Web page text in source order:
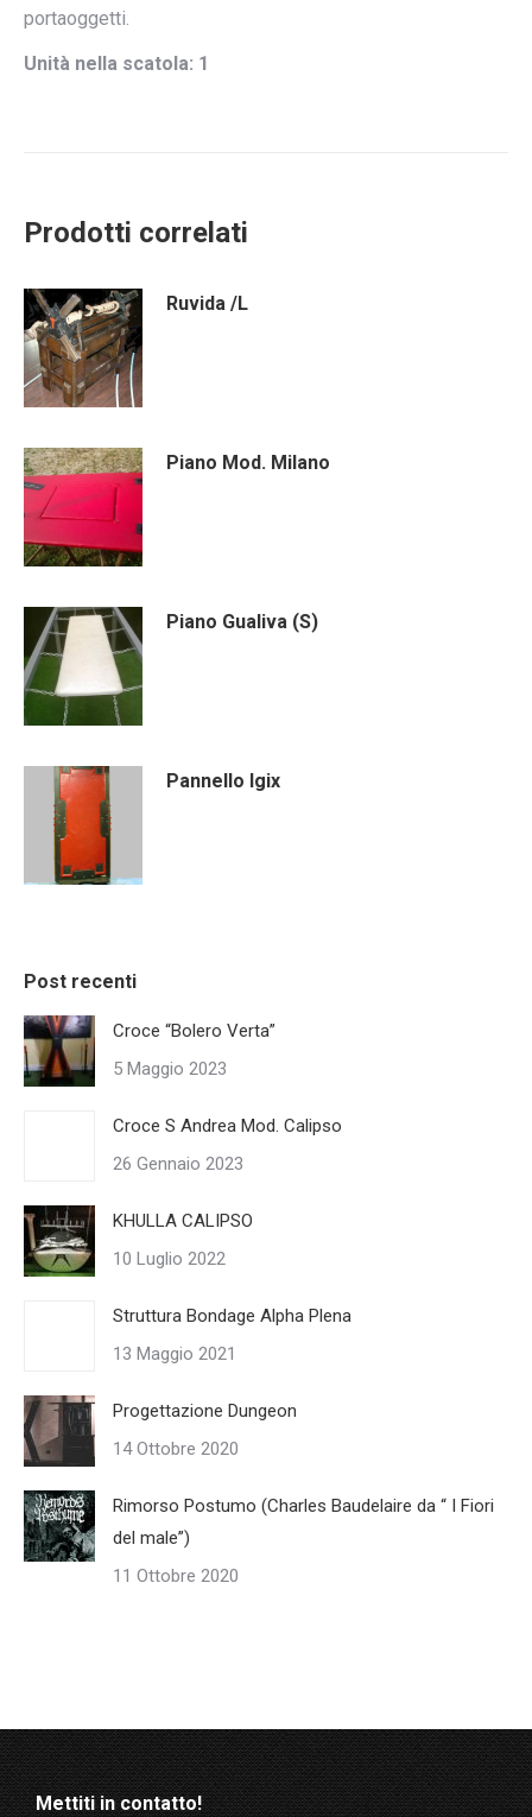
portaoggetti.
Unità nella scatola: 1
Prodotti correlati
Ruvida /L
Piano Mod. Milano
Piano Gualiva (S)
Pannello Igix
Post recenti
Croce “Bolero Verta”
5 Maggio 2023
Croce S Andrea Mod. Calipso
26 Gennaio 2023
KHULLA CALIPSO
10 Luglio 2022
Struttura Bondage Alpha Plena
13 Maggio 2021
Progettazione Dungeon
14 Ottobre 2020
Rimorso Postumo (Charles Baudelaire da “ I Fiori
del male”)
11 Ottobre 2020
Mettiti in contatto!